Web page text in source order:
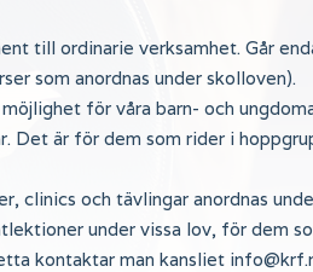
till ordinarie verksamhet. Går
som anordnas under skolloven).
för våra barn- och
Det är för dem som rider i
clinics och tävlingar anordnas
under vissa lov, för dem
kontaktar man kansliet